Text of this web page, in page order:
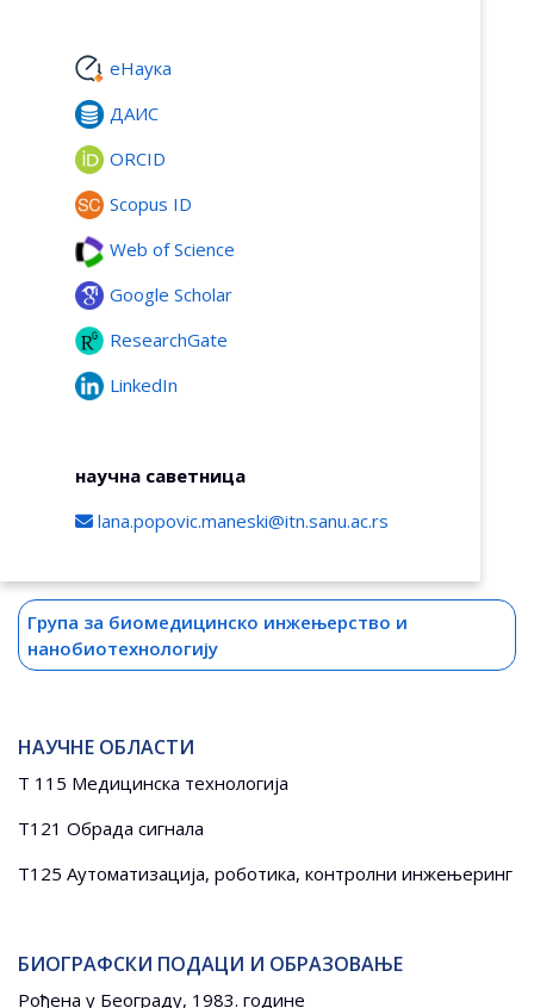
еНаука
ДАИС
ORCID
Scopus ID
Web of Science
Google Scholar
ResearchGate
LinkedIn
научна саветница
lana.popovic.maneski@itn.sanu.ac.rs
Група за биомедицинско инжењерство и
нанобиотехнологију
НАУЧНЕ ОБЛАСТИ
Т 115 Медицинска технологија
Т121 Обрада сигнала
Т125 Аутоматизација, роботика, контролни инжењеринг
БИОГРАФСКИ ПОДАЦИ И ОБРАЗОВАЊЕ
Рођена у Београду, 1983. године